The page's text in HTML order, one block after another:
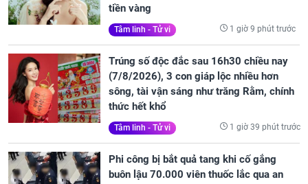
tiền vàng
Tâm linh - Tử vi 1 giờ 9 phút trước
Trúng số độc đắc sau 16h30 chiều nay
(7/8/2026), 3 con giáp lộc nhiều hơn
sông, tài vận sáng như trăng Rằm, chính
thức hết khổ
Tâm linh - Tử vi 1 giờ 39 phút trước
Phi công bị bắt quả tang khi cố gắng
buôn lậu 70.000 viên thuốc lắc qua an